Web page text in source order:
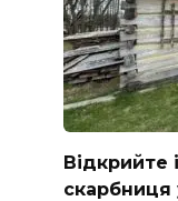
Відкрийте
скарбниця